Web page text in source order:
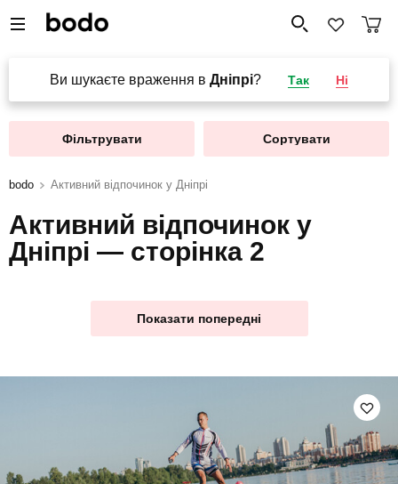
Ви шукаєте враження в Дніпрі? Так Ні
Фільтрувати Сортувати
bodo Активний відпочинок у Дніпрі
Активний відпочинок у
Дніпрі — сторінка 2
Показати попередні